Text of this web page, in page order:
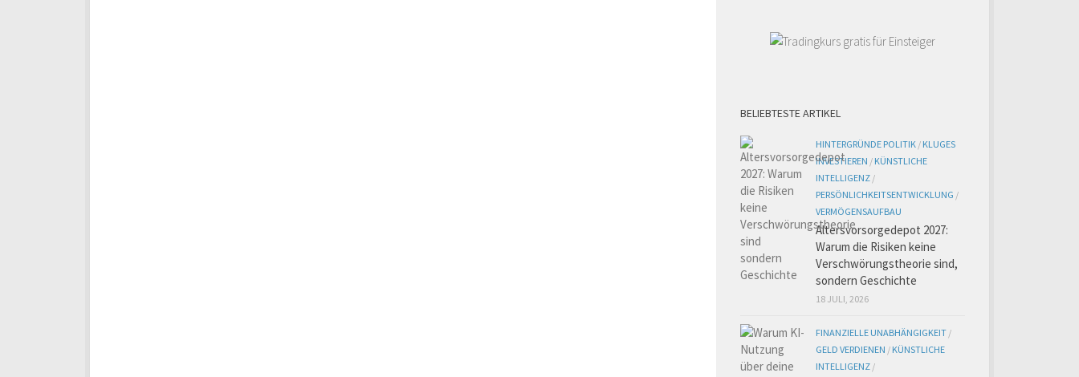
BELIEBTESTE ARTIKEL
HINTERGRÜNDE POLITIK / KLUGES
INVESTIEREN / KÜNSTLICHE
INTELLIGENZ /
PERSÖNLICHKEITSENTWICKLUNG /
VERMÖGENSAUFBAU
Altersvorsorgedepot 2027:
Warum die Risiken keine
Verschwörungstheorie sind,
sondern Geschichte
18 JULI, 2026
FINANZIELLE UNABHÄNGIGKEIT /
GELD VERDIENEN / KÜNSTLICHE
INTELLIGENZ /